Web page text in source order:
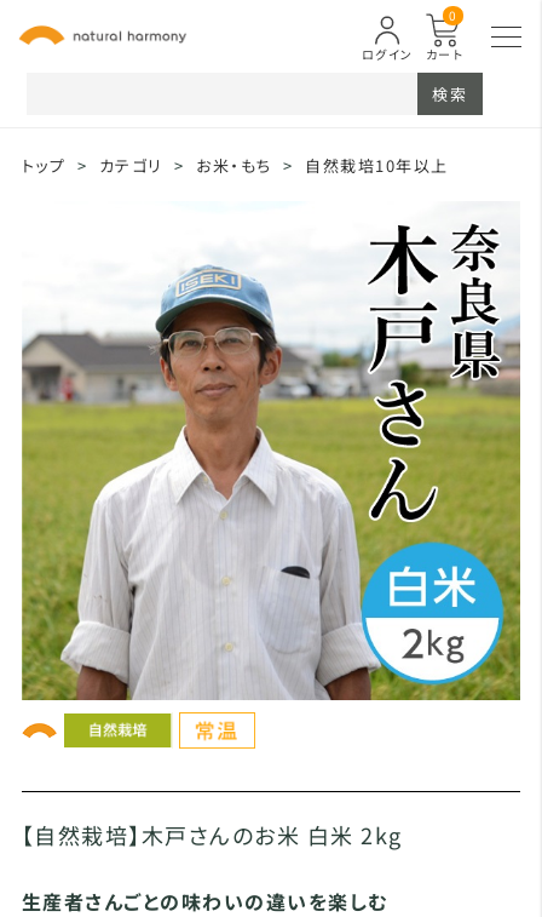
カート
0
ログイン
検索
トップ > カテゴリ > お米・もち > 自然栽培10年以上
【自然栽培】木戸さんのお米 白米 2kg
生産者さんごとの味わいの違いを楽しむ